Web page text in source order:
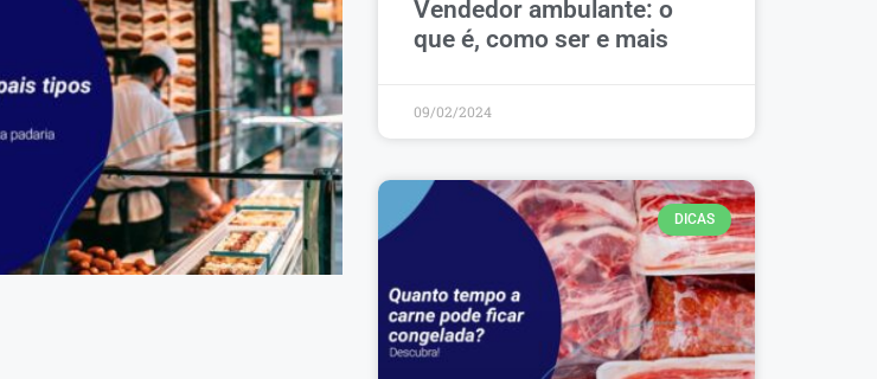
Vendedor ambulante: o
que é, como ser e mais
09/02/2024
DICAS